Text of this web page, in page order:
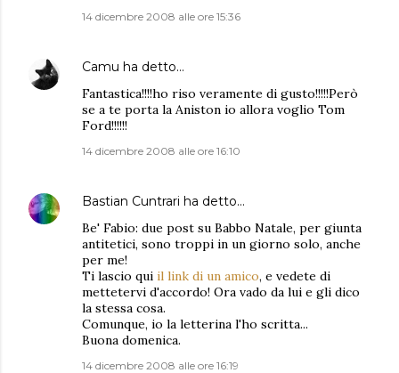
14 dicembre 2008 alle ore 15:36
Camu ha detto…
Fantastica!!!!ho riso veramente di gusto!!!!!Però
se a te porta la Aniston io allora voglio Tom
Ford!!!!!!
14 dicembre 2008 alle ore 16:10
Bastian Cuntrari ha detto…
Be' Fabio: due post su Babbo Natale, per giunta
antitetici, sono troppi in un giorno solo, anche
per me!
Ti lascio qui il link di un amico, e vedete di
mettetervi d'accordo! Ora vado da lui e gli dico
la stessa cosa.
Comunque, io la letterina l'ho scritta...
Buona domenica.
14 dicembre 2008 alle ore 16:19